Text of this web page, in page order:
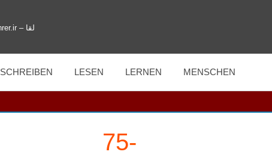
Lehrer.ir – لقا
SCHREIBEN LESEN LERNEN MENSCHEN
-75